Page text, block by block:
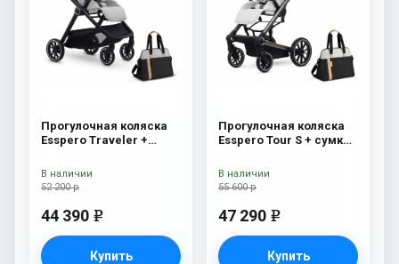
Прогулочная коляска
Esspero Traveler +
52 200 р
44 390 e
Купить
В наличии
Прогулочная коляска
Esspero Tour S + сумка
55 600 р
47 290 e
Купить
В наличии